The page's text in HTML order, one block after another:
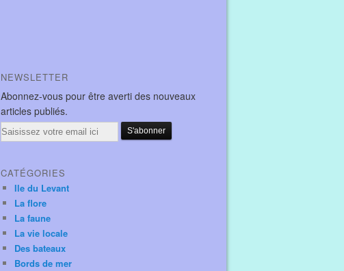
NEWSLETTER
Abonnez-vous pour être averti des nouveaux
articles publiés.
Email
CATÉGORIES
Ile du Levant
La flore
La faune
La vie locale
Des bateaux
Bords de mer